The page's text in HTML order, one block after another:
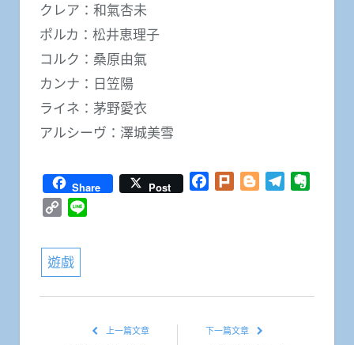
クレア：和氣杏未
ポルカ：松井恵理子
コルク：桑原由氣
カンナ：日笠陽
ライネ：茅野愛衣
アルシーヴ：澤城美雪
Share Post Facebook
Plurk BloggerTelegram
Copy
遊戲
上一篇文章 下一篇文章